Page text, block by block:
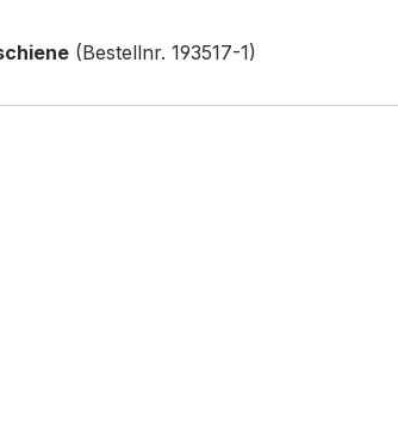
(Bestellnr. 193517-1)